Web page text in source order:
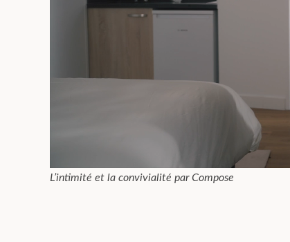
L’intimité et la convivialité par Compose